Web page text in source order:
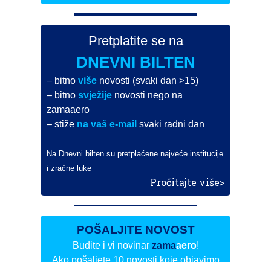
Pretplatite se na
DNEVNI BILTEN
– bitnoviše novosti (svaki dan >15)
– bitnosvježije novosti nego na
zamaaero
– stiže na vaš e-mail svaki radni dan
Na Dnevni bilten su pretplaćene najveće institucije
i zračne luke
Pročitajte više>
POŠALJITE NOVOST
Budite i vi novinar zamaaero!